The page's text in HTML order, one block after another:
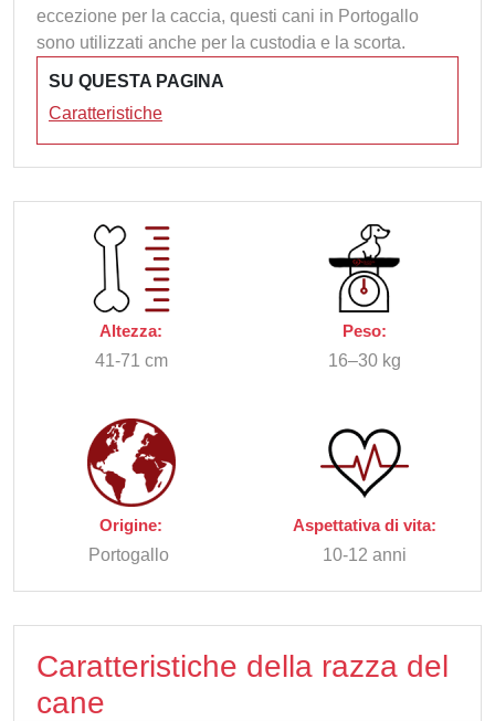
eccezione per la caccia, questi cani in Portogallo
sono utilizzati anche per la custodia e la scorta.
SU QUESTA PAGINA
Caratteristiche
Altezza:
41-71 cm
Peso:
16–30 kg
Origine:
Portogallo
Aspettativa di vita:
10-12 anni
Caratteristiche della razza del
cane